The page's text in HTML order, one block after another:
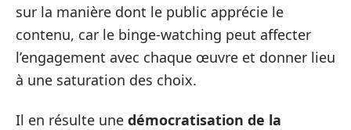
sur la manière dont le public apprécie le
contenu, car le binge-watching peut affecter
l’engagement avec chaque œuvre et donner lieu
à une saturation des choix.
Il en résulte une démocratisation de la